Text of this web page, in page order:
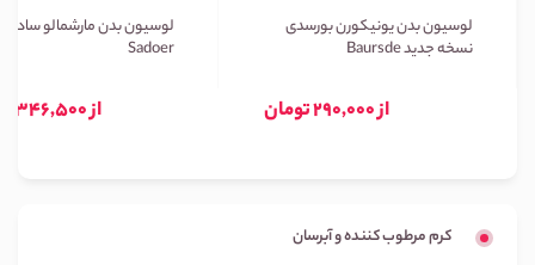
لوسیون بدن یونیکورن بورسدی
نسخه جدید Baursde
از 290,000 تومان
لوسیون بدن مارشمالو سادور
Sadoer
از 346,500 تومان
کرم مرطوب کننده و آبرسان